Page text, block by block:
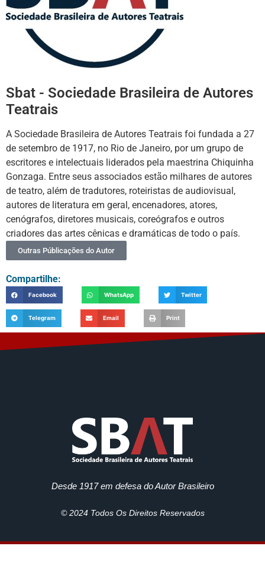
Sbat - Sociedade Brasileira de Autores
Teatrais
A Sociedade Brasileira de Autores Teatrais foi fundada a 27
de setembro de 1917, no Rio de Janeiro, por um grupo de
escritores e intelectuais liderados pela maestrina Chiquinha
Gonzaga. Entre seus associados estão milhares de autores
de teatro, além de tradutores, roteiristas de audiovisual,
autores de literatura em geral, encenadores, atores,
cenógrafos, diretores musicais, coreógrafos e outros
criadores das artes cênicas e dramáticas de todo o país.
Outras Públicações do Autor
Compartilhe:
Facebook WhatsApp Twitter
Telegram Email Print
Desde 1917 em defesa do Autor Brasileiro
© 2024 Todos Os Direitos Reservados